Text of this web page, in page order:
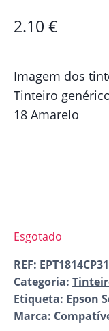
2.10 €
Imagem dos
Tinteiro
18 Amarelo
Esgotado
REF: EPT1814CP31
Categoria:
Etiqueta: Epson
Marca: